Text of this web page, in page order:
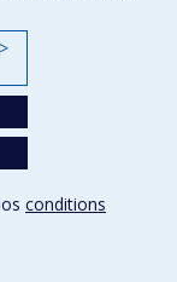
forestier
de Terrebonne
Saint-
>
conditions